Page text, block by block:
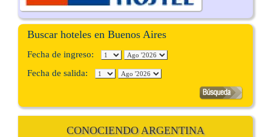
Buscar hoteles en Buenos Aires
Fecha de ingreso:
Fecha de salida:
CONOCIENDO ARGENTINA